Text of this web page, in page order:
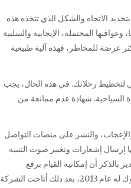
الاتجاه والشكل الذي تتخذه هذه
المحتملة، الإيجابية والسلبية
عرضة للمخاطر، فهذه آلية طبيعية
لتخطيط رحلاتك. في هذه الحال، يجب
السياحية. شهادة عدم ممانعة من
والنشر على منصات التواصل
إرسال إشعارات وتغيير صوت التنبيه
بالذكر أن إمكانية القيام برفع
الفيديوهات من خلال تطبيق انستقرام لم تكن متاحة قبل شراء شركة فيس بوك له عام 2013، بعد ذلك أتاحت الشركة